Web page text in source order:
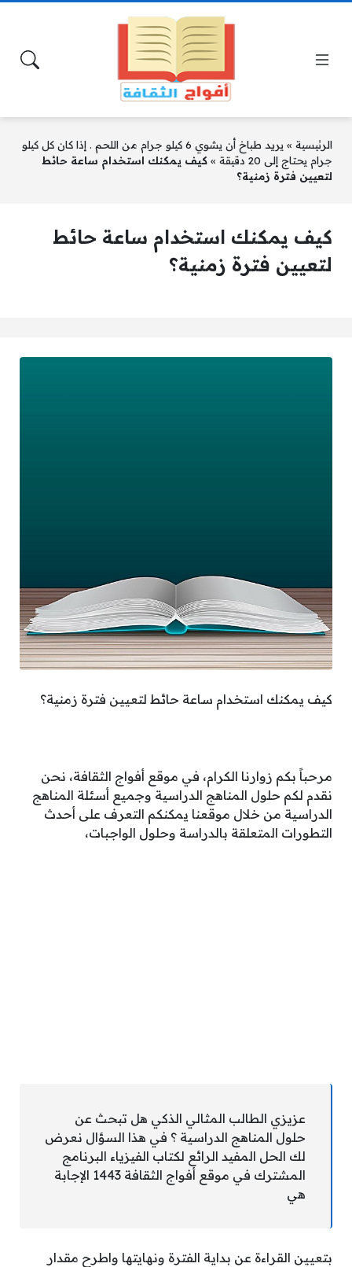
الرئيسية »
يريد طباخ أن يشوي 6 كيلو جرام من اللحم . إذا كان كل كيلو
جرام يحتاج إلى 20 دقيقة
» كيف يمكنك استخدام ساعة حائط
لتعيين فترة زمنية؟
كيف يمكنك استخدام ساعة حائط
لتعيين فترة زمنية؟
كيف يمكنك استخدام ساعة حائط لتعيين فترة زمنية؟
مرحباً بكم زوارنا الكرام، في موقع أفواج الثقافة، نحن
نقدم لكم حلول المناهج الدراسية وجميع أسئلة المناهج
الدراسية من خلال موقعنا يمكنكم التعرف على أحدث
التطورات المتعلقة بالدراسة وحلول الواجبات،
عزيزي الطالب المثالي الذكي هل تبحث عن
حلول المناهج الدراسية ؟ في هذا السؤال نعرض
لك الحل المفيد الرائع لكتاب الفيزياء البرنامج
المشترك في موقع أفواج الثقافة 1443 الإجابة
هي
بتعيين القراءة عن بداية الفترة ونهايتها واطرح مقدار